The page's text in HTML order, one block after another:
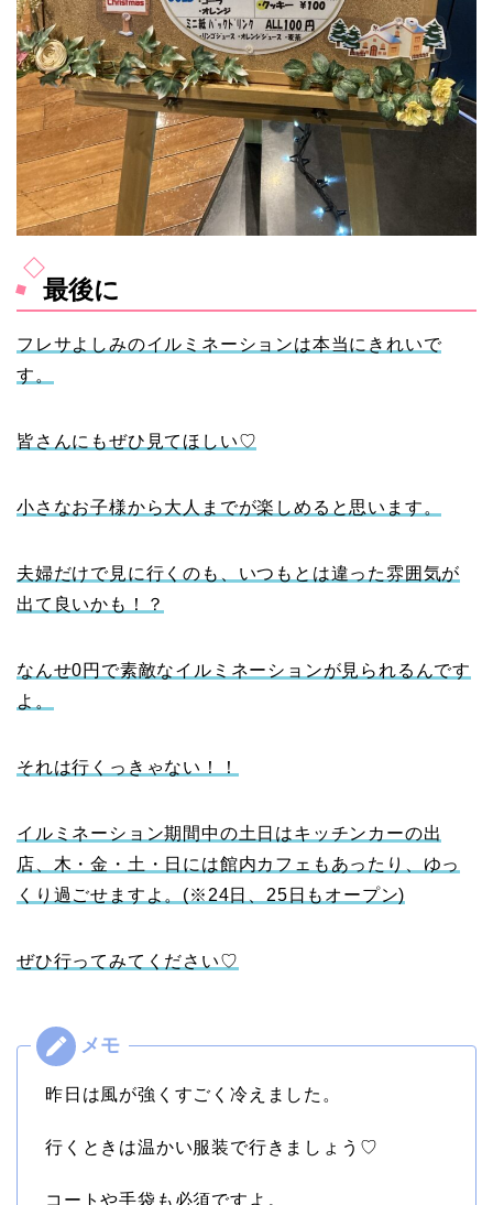
最後に
フレサよしみのイルミネーションは本当にきれいで
す。
皆さんにもぜひ見てほしい♡
小さなお子様から大人までが楽しめると思います。
夫婦だけで見に行くのも、いつもとは違った雰囲気が
出て良いかも！？
なんせ0円で素敵なイルミネーションが見られるんです
よ。
それは行くっきゃない！！
イルミネーション期間中の土日はキッチンカーの出
店、木・金・土・日には館内カフェもあったり、ゆっ
くり過ごせますよ。(※24日、25日もオープン)
ぜひ行ってみてください♡
昨日は風が強くすごく冷えました。
行くときは温かい服装で行きましょう♡
コートや手袋も必須ですよ。